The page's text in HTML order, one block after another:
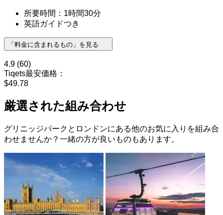
所要時間：1時間30分
英語ガイドつき
「料金に含まれるもの」を見る
4.9 (60)
Tiqets最安価格：
$49.78
厳選された組み合わせ
グリニッジパークとロンドンにある他のお気に入りを組み合
わせませんか？一緒の方が良いものもあります。